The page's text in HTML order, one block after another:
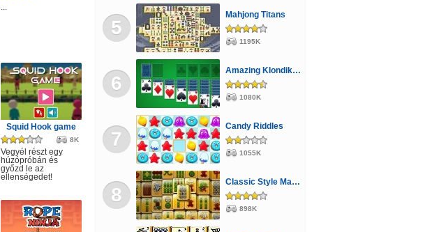
...
Squid Hook game
8K
Vegyél részt egy
húzópróbán és
győzd le az
ellenségedet!
5
Mahjong Titans
1195K
6
Amazing Klondike Solitaire
1080K
7
Candy Riddles
1055K
8
Classic Style Mahjong
898K